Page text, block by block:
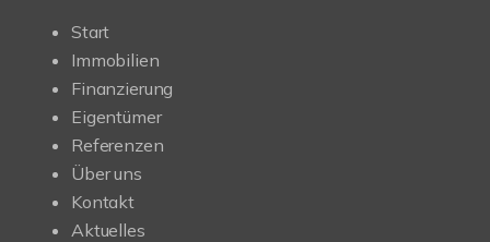
Start
Immobilien
Finanzierung
Eigentümer
Referenzen
Über uns
Kontakt
Aktuelles